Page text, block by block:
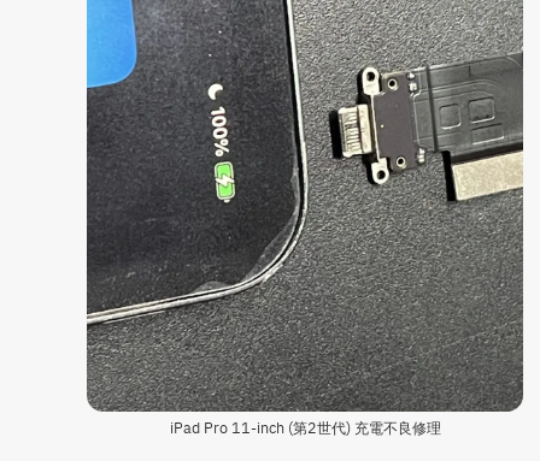
iPad Pro 11-inch (第2世代) 充電不良修理